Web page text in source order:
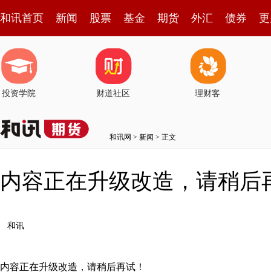
和讯首页 新闻 股票 基金 期货 外汇 债券
投资学院 财道社区 理财客
和讯网 > 新闻 > 正文
内容正在升级改造，请稍后
和讯
内容正在升级改造，请稍后再试！